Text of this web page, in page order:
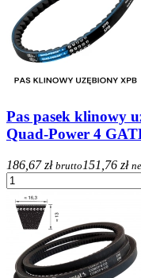
Pas pasek klinowy
Quad-Power 4
186,67 zł brutto 151,76 zł